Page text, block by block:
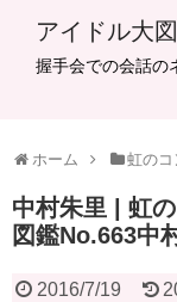
アイドル大
握手会での会話の
ホーム 虹の
中村朱里 | 虹
図鑑No.663中
2016/7/19